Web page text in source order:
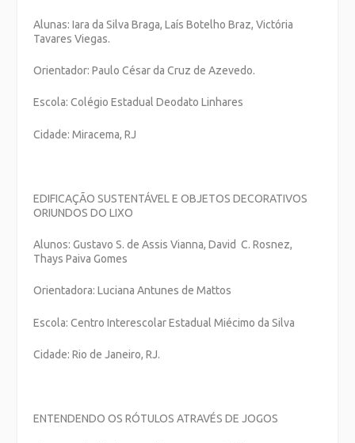
Alunas: Iara da Silva Braga, Laís Botelho Braz, Victória
Tavares Viegas.
Orientador: Paulo César da Cruz de Azevedo.
Escola: Colégio Estadual Deodato Linhares
Cidade: Miracema, RJ
EDIFICAÇÃO SUSTENTÁVEL E OBJETOS DECORATIVOS
ORIUNDOS DO LIXO
Alunos: Gustavo S. de Assis Vianna, David C. Rosnez,
Thays Paiva Gomes
Orientadora: Luciana Antunes de Mattos
Escola: Centro Interescolar Estadual Miécimo da Silva
Cidade: Rio de Janeiro, RJ.
ENTENDENDO OS RÓTULOS ATRAVÉS DE JOGOS